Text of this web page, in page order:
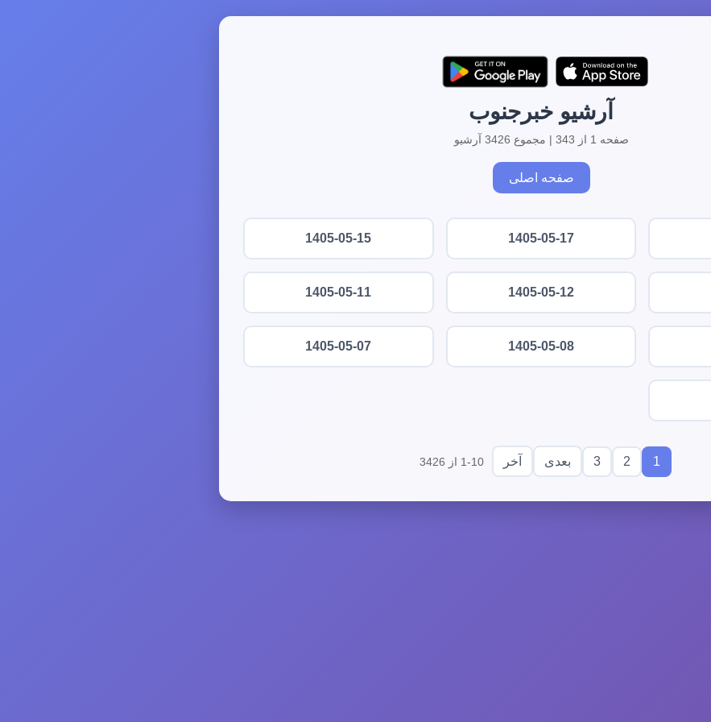
آرشیو خبرجنوب
صفحه 1 از 343 | مجموع 3426 آرشیو
صفحه اصلی
1405-05-17
1405-05-15
1405-05-12
1405-05-11
1405-05-08
1405-05-07
1
2
3 بعدی آخر 1-10 از 3426